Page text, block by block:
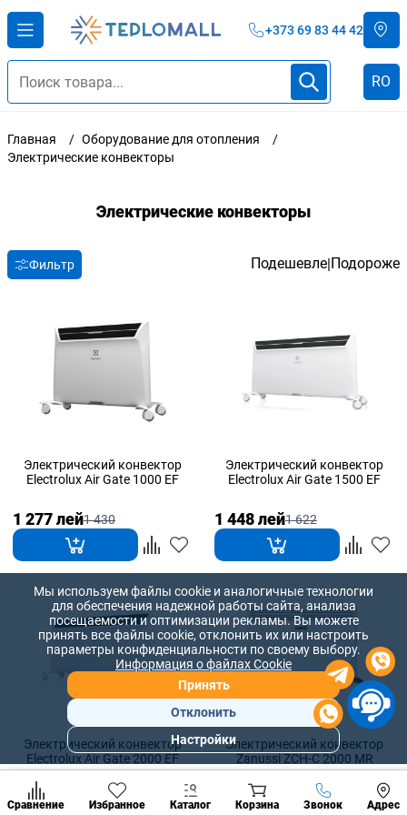
+373 69 83 44 42
RO
Главная
Оборудование для отопления
Электрические конвекторы
Электрические конвекторы
Фильтр Подешевле|Подороже
Электрический конвектор
Electrolux Air Gate 1000 EF
1 277 лей1 430
Электрический конвектор
Electrolux Air Gate 1500 EF
1 448 лей1 622
Электрический конвектор
Electrolux Air Gate 2000 EF
1 542 лей 1 727
Электрический конвектор
Zanussi ZCH-С 2000 MR
1 729 лей 1 936
Сравнение Избранное Каталог Корзина Звонок Адрес
Позвонить
разделы
Мы используем файлы cookie и аналогичные технологии
для обеспечения надежной работы сайта, анализа
посещаемости и оптимизации рекламы. Вы можете
принять все файлы cookie, отклонить их или настроить
параметры конфиденциальности по своему выбору.
Информация о файлах Cookie
Принять
Отклонить
Настройки